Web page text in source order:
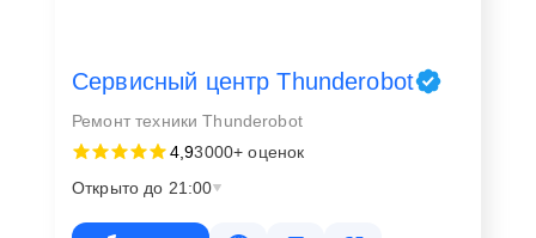
Сервисный центр Thunderobot
Ремонт техники Thunderobot
4,93000+ оценок
Открыто до 21:00